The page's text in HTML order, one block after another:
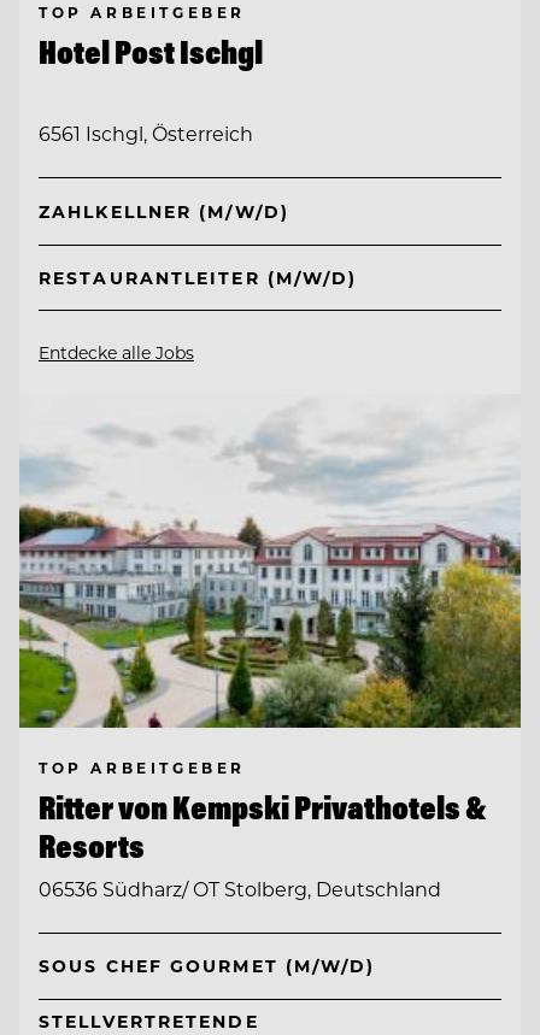
TOP ARBEITGEBER
Hotel Post Ischgl
6561 Ischgl, Österreich
ZAHLKELLNER (M/W/D)
RESTAURANTLEITER (M/W/D)
Entdecke alle Jobs
TOP ARBEITGEBER
Ritter von Kempski Privathotels &
Resorts
06536 Südharz/ OT Stolberg, Deutschland
SOUS CHEF GOURMET (M/W/D)
STELLVERTRETENDE